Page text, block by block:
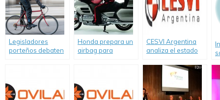
Legisladores
porteños debaten
celular o
auriculares
Honda prepara un
airbag para
CESVI Argentina
analiza el estado